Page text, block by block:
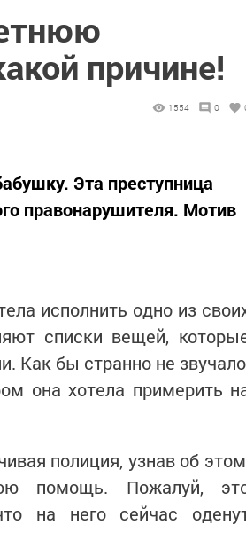
причине!
1554 0
Эта преступница
правонарушителя. Мотив
исполнить одно из
списки вещей,
Как бы странно не
она хотела примерить
полиция, узнав об
помощь. Пожалуй,
на него сейчас